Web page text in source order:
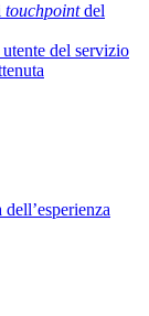
touchpointdel
del servizio